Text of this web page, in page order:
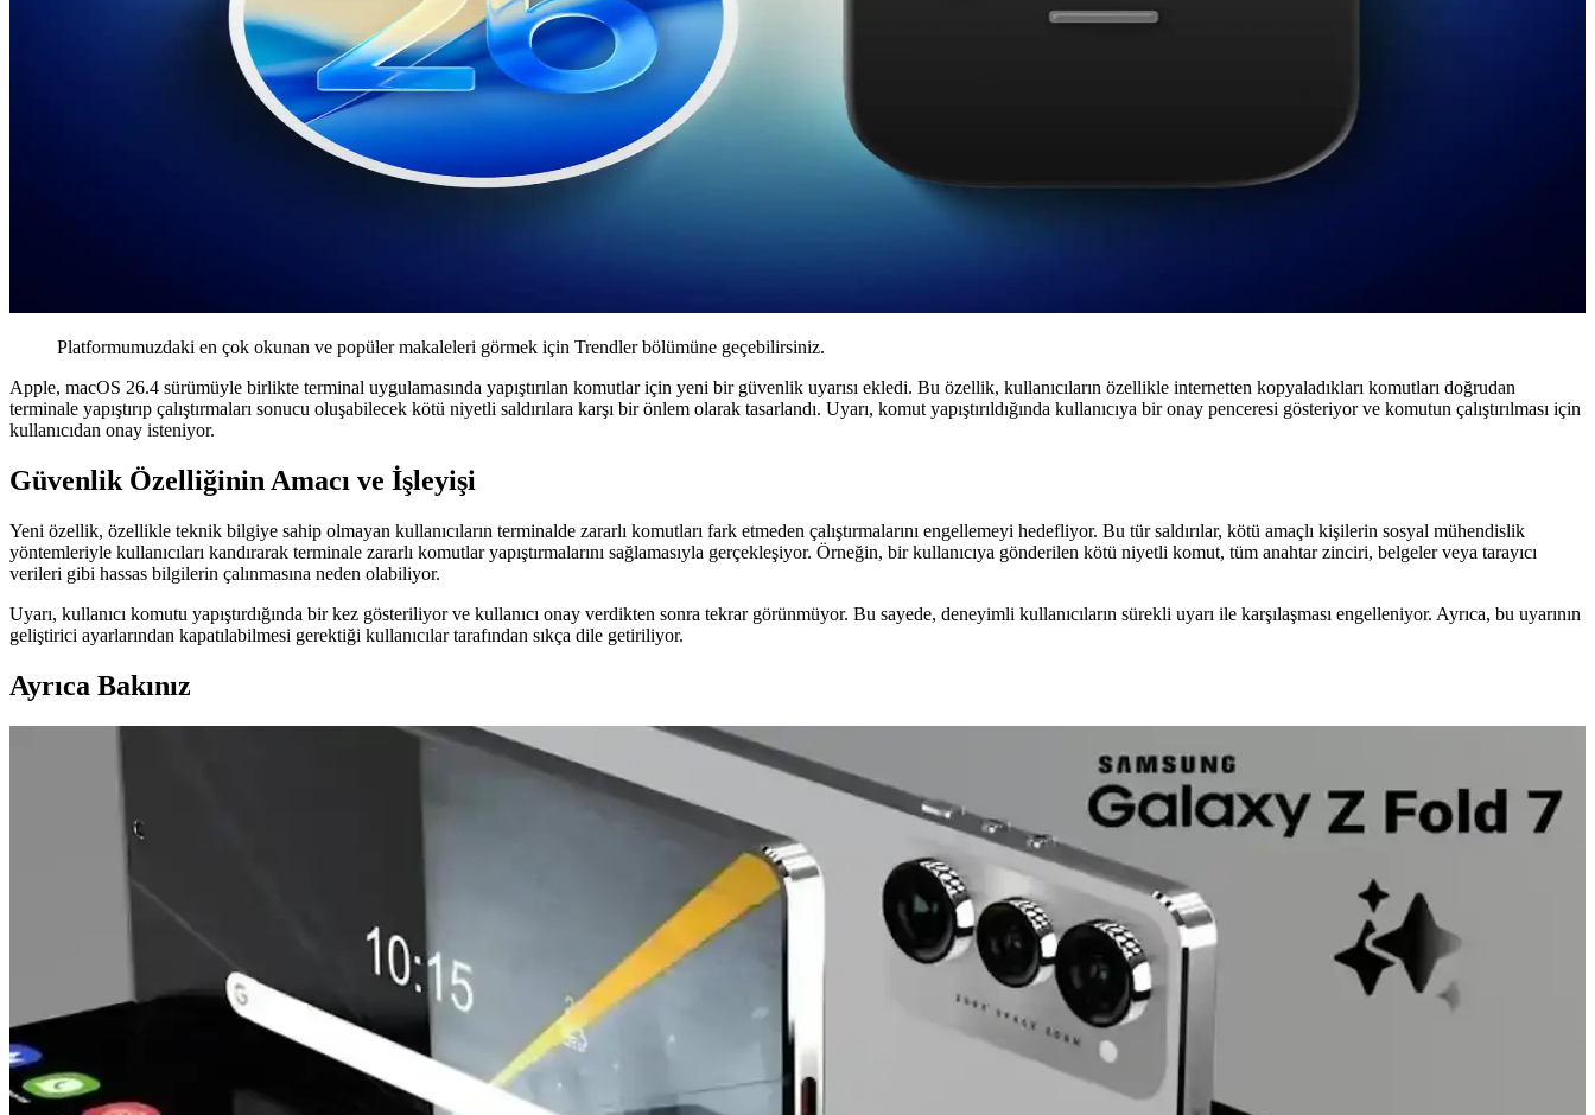
Platformumuzdaki en çok okunan ve popüler makaleleri görmek için Trendler bölümüne geçebilirsiniz.
Apple, macOS 26.4 sürümüyle birlikte terminal uygulamasında yapıştırılan komutlar için yeni bir güvenlik uyarısı ekledi. Bu özellik, kullanıcıların özellikle internetten kopyaladıkları komutları doğrudan
terminale yapıştırıp çalıştırmaları sonucu oluşabilecek kötü niyetli saldırılara karşı bir önlem olarak tasarlandı. Uyarı, komut yapıştırıldığında kullanıcıya bir onay penceresi gösteriyor ve komutun çalıştırılması için
kullanıcıdan onay isteniyor.
Güvenlik Özelliğinin Amacı ve İşleyişi
Yeni özellik, özellikle teknik bilgiye sahip olmayan kullanıcıların terminalde zararlı komutları fark etmeden çalıştırmalarını engellemeyi hedefliyor. Bu tür saldırılar, kötü amaçlı kişilerin sosyal mühendislik
yöntemleriyle kullanıcıları kandırarak terminale zararlı komutlar yapıştırmalarını sağlamasıyla gerçekleşiyor. Örneğin, bir kullanıcıya gönderilen kötü niyetli komut, tüm anahtar zinciri, belgeler veya tarayıcı
verileri gibi hassas bilgilerin çalınmasına neden olabiliyor.
Uyarı, kullanıcı komutu yapıştırdığında bir kez gösteriliyor ve kullanıcı onay verdikten sonra tekrar görünmüyor. Bu sayede, deneyimli kullanıcıların sürekli uyarı ile karşılaşması engelleniyor. Ayrıca, bu uyarının
geliştirici ayarlarından kapatılabilmesi gerektiği kullanıcılar tarafından sıkça dile getiriliyor.
Ayrıca Bakınız
Samsung'un 18,000 mAh Silikon Pil Teknolojisi ve Akıllı Telefonlarda Geleceği
Samsung, üç hücreli toplam 18,000 mAh kapasiteli silikon pil teknolojisiyle akıllı telefonlarda pil ömrünü artırmayı hedefliyor. Ancak kalınlık ve ısı yönetimi gibi teknik zorluklar bulunuyor.
Otellerde USB Şarj Portları ve Juice Jacking Güvenlik Riskleri ve Önlemleri
Otellerde USB şarj portları üzerinden gerçekleşebileceği düşünülen juice jacking saldırıları, iOS cihazların varsayılan güvenlik önlemleri sayesinde nadiren gerçekleşir. Basit ayarlarla riskler azaltılabilir.
PS5'e Linux Port Edildi: GTA 5 Enhanced Ray Tracing ile Çalışıyor ve Modding Kültürü
PS5'e Linux port edilmesi, GTA 5 Enhanced sürümünün ray tracing desteğiyle çalışması ve modding kültürünün gelişimi üzerine teknik ve güvenlik detayları ele alınıyor.
Birleşik Arap Emirlikleri'nde Apple Mağazalarının Geçici Kapanışı ve Bölgesel Güvenlik Etkileri
Birleşik Arap Emirlikleri'nde Apple mağazalarının geçici kapanışı, bölgedeki artan güvenlik riskleri ve hükümetin özel sektöre yönelik önlemleriyle bağlantılıdır. Bu durum, teknoloji şirketlerinin krizlere uyum
stratejilerini ortaya koymaktadır.